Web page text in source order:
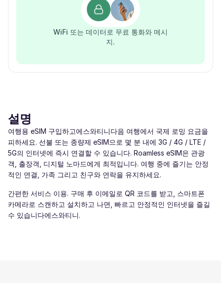
WiFi 또는 데이터로 무료 통화와 메시
지.
설명
여행용 eSIM 구입하고에스와티니다음 여행에서 국제 로밍 요금을
피하세요. 선불 또는 종량제 eSIM으로 몇 분 내에 3G / 4G / LTE /
5G의 인터넷에 즉시 연결할 수 있습니다. Roamless eSIM은 관광
객, 출장객, 디지털 노마드에게 최적입니다. 여행 중에 즐기는 안정
적인 연결, 가족 그리고 친구와 연락을 유지하세요.
간편한 서비스 이용. 구매 후 이메일로 QR 코드를 받고, 스마트폰
카메라로 스캔하고 설치하고 나면, 빠르고 안정적인 인터넷을 즐길
수 있습니다에스와티니.